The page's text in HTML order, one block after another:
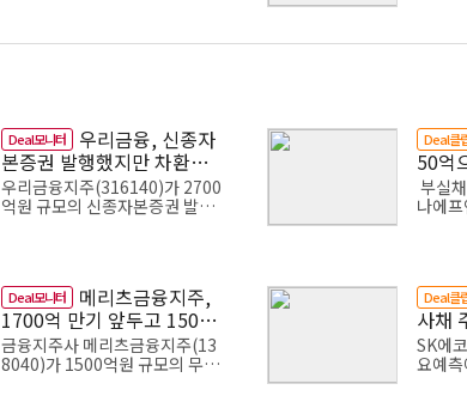
상증자에 나선다. 조달 자금 대부
클로
Deal모니터 우리금융, 신종자
본증권 발행했지만 차환금
리 '부담'
우리금융지주(316140)가 2700
억원 규모의 신종자본증권 발행
데 쓰이는 만큼 실질...
Deal클
50억
차환
부실
나에
자자산
Deal모니터 메리츠금융지주,
1700억 만기 앞두고 1500
억 조달
금융지주사 메리츠금융지주(13
8040)가 1500억원 규모의 무보
Deal클
사채
배 확
SK에
요예